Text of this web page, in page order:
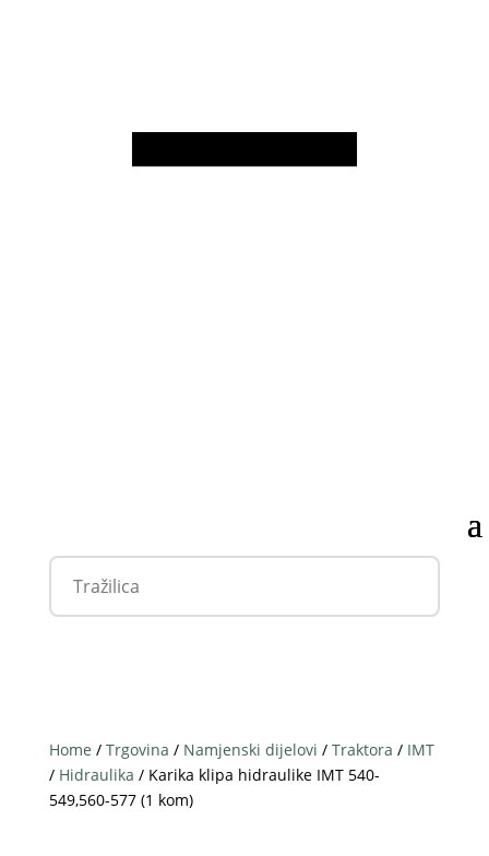
Home / Trgovina / Namjenski dijelovi / Traktora / IMT
/ Hidraulika / Karika klipa hidraulike IMT 540-
549,560-577 (1 kom)